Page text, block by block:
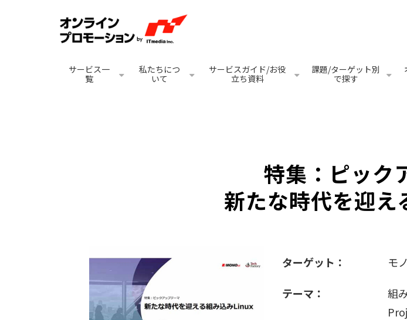
サービス一
覧
私たちにつ
いて
サービスガイド/お役
立ち資料
課題/ターゲット別
で探す
特集：ピック
新たな時代を迎
ターゲット： モ
テーマ：
組